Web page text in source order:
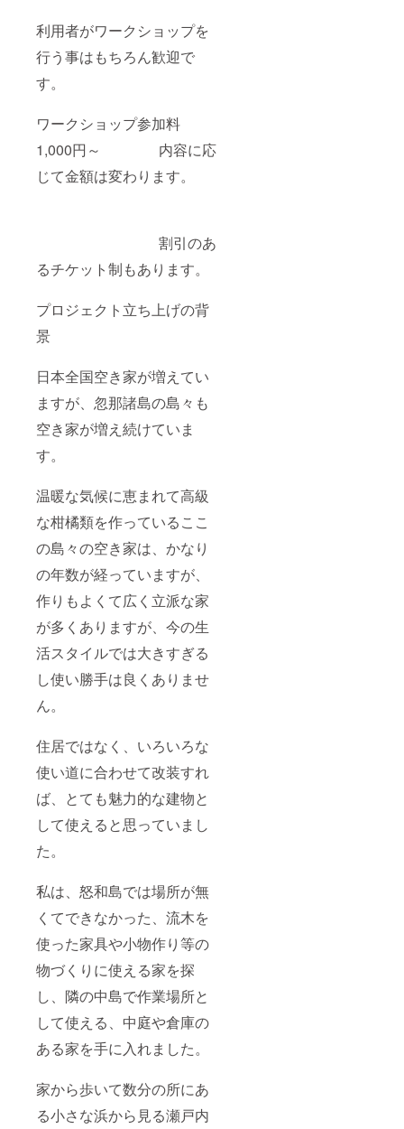
利用者がワークショップを
行う事はもちろん歓迎で
す。
ワークショップ参加料
1,000円～ 内容に応
じて金額は変わります。
割引のあ
るチケット制もあります。
プロジェクト立ち上げの背
景
日本全国空き家が増えてい
ますが、忽那諸島の島々も
空き家が増え続けていま
す。
温暖な気候に恵まれて高級
な柑橘類を作っているここ
の島々の空き家は、かなり
の年数が経っていますが、
作りもよくて広く立派な家
が多くありますが、今の生
活スタイルでは大きすぎる
し使い勝手は良くありませ
ん。
住居ではなく、いろいろな
使い道に合わせて改装すれ
ば、とても魅力的な建物と
して使えると思っていまし
た。
私は、怒和島では場所が無
くてできなかった、流木を
使った家具や小物作り等の
物づくりに使える家を探
し、隣の中島で作業場所と
して使える、中庭や倉庫の
ある家を手に入れました。
家から歩いて数分の所にあ
る小さな浜から見る瀬戸内